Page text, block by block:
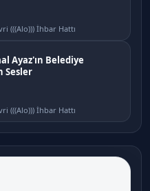
(((Alo))) İhbar Hattı
Ayaz'ın Belediye
Sesler
(((Alo))) İhbar Hattı